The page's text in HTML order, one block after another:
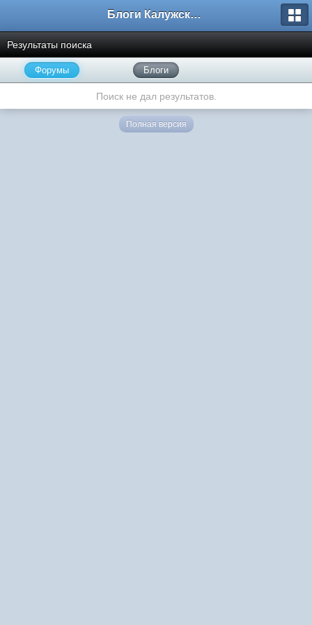
Блоги Калужского перекрестка
Результаты поиска
Форумы Блоги
Поиск не дал результатов.
Полная версия